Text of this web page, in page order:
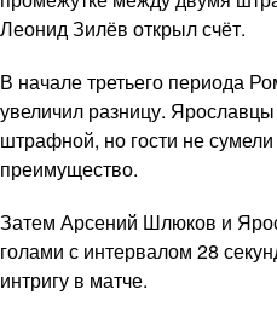
Леонид Зилёв открыл счёт.
В начале третьего периода
увеличил разницу.
штрафной, но гости не
преимущество.
Затем Арсений Шлюков и
голами с интервалом 28
интригу в матче.